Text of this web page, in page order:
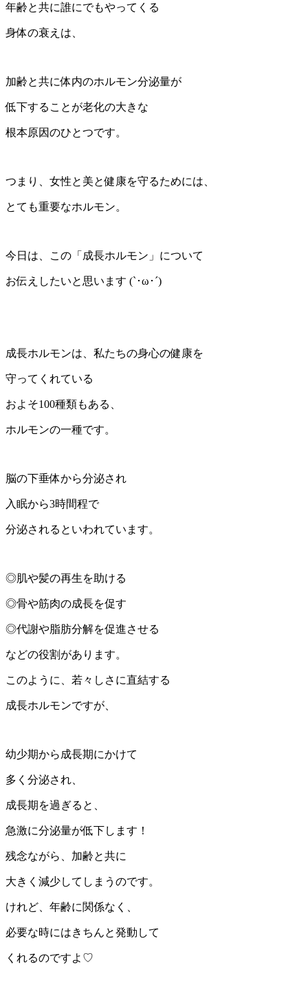
年齢と共に誰にでもやってくる
身体の衰えは、
加齢と共に体内のホルモン分泌量が
低下することが老化の大きな
根本原因のひとつです。
つまり、女性と美と健康を守るためには、
とても重要なホルモン。
今日は、この「成長ホルモン」について
お伝えしたいと思います (`･ω･´)
成長ホルモンは、私たちの身心の健康を
守ってくれている
およそ100種類もある、
ホルモンの一種です。
脳の下垂体から分泌され
入眠から3時間程で
分泌されるといわれています。
◎肌や髪の再生を助ける
◎骨や筋肉の成長を促す
◎代謝や脂肪分解を促進させる
などの役割があります。
このように、若々しさに直結する
成長ホルモンですが、
幼少期から成長期にかけて
多く分泌され、
成長期を過ぎると、
急激に分泌量が低下します！
残念ながら、加齢と共に
大きく減少してしまうのです。
けれど、年齢に関係なく、
必要な時にはきちんと発動して
くれるのですよ♡